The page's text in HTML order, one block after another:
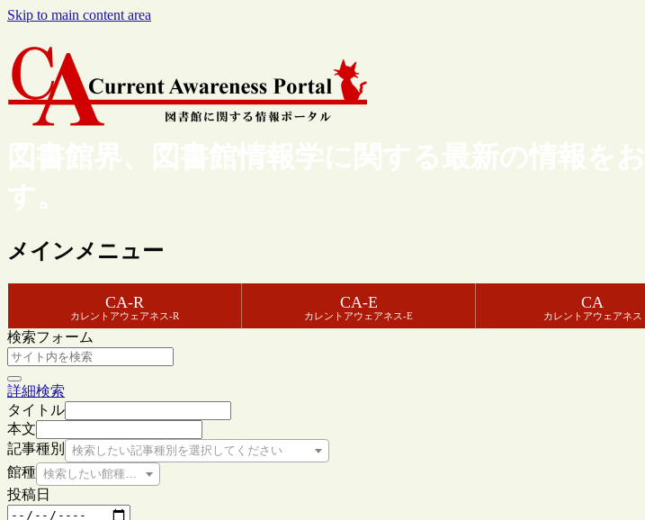
Skip to main content area
図書館界、図書館情報学に関する最新の情報を
す。
メインメニュー
CA-R
カレントアウェアネス-R
CA-E
カレントアウェアネス-E
CA
カレントアウェアネス
検索フォーム
詳細検索
タイトル
本文
記事種別
検索したい記事種別を選択してください
館種 検索したい館種を選択してください
投稿日